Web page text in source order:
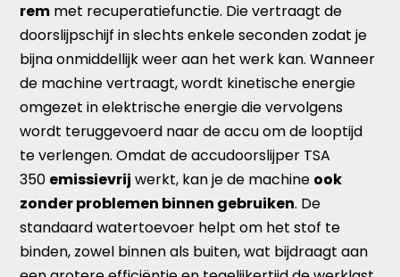
rem met recuperatiefunctie. Die vertraagt de
doorslijpschijf in slechts enkele seconden zodat je
bijna onmiddellijk weer aan het werk kan. Wanneer
de machine vertraagt, wordt kinetische energie
omgezet in elektrische energie die vervolgens
wordt teruggevoerd naar de accu om de looptijd
te verlengen. Omdat de accudoorslijper TSA
350 emissievrij werkt, kan je de machine ook
zonder problemen binnen gebruiken. De
standaard watertoevoer helpt om het stof te
binden, zowel binnen als buiten, wat bijdraagt aan